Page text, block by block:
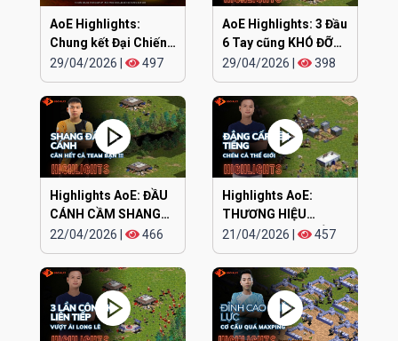
AoE Highlights:
Chung kết Đại Chiến
Clan EGOPLAY
29/04/2026 497
AoE Highlights: 3 Đầu
6 Tay cũng KHÓ ĐỠ
TRẬN NÀY
29/04/2026 398
Highlights AoE: ĐẦU
CÁNH CẦM SHANG
KAMACHI cân hết
22/04/2026 466
Highlights AoE:
THƯƠNG HIỆU
CHIPBOY CHÓ ĐIÊN
lên tiếng
21/04/2026 457